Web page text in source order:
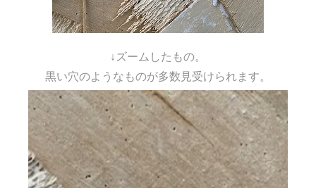
↓ズームしたもの。
黒い穴のようなものが多数見受けられます。